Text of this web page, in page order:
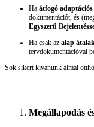
Ha átfogó
dokumentációt, és
Egyszerű
Ha csak az alap
tervdokumentációval
Sok sikert kívánunk álmai
Megállapodás